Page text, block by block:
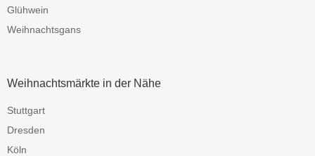
Glühwein
Weihnachtsgans
Weihnachtsmärkte in der Nähe
Stuttgart
Dresden
Köln